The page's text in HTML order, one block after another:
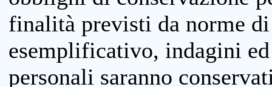
finalità previsti da norme
esemplificativo, indagini
personali saranno